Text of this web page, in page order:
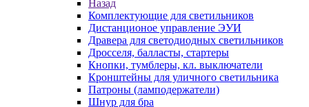
Назад
Комплектующие для светильников
Дистанционое управление ЭУИ
Дравера для светодиодных светильников
Дросселя, балласты, стартеры
Кнопки, тумблеры, кл. выключатели
Кронштейны для уличного светильника
Патроны (ламподержатели)
Шнур для бра